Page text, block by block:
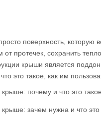
поверхность, которую
от протечек, сохранить
крыши является
это такое, как им